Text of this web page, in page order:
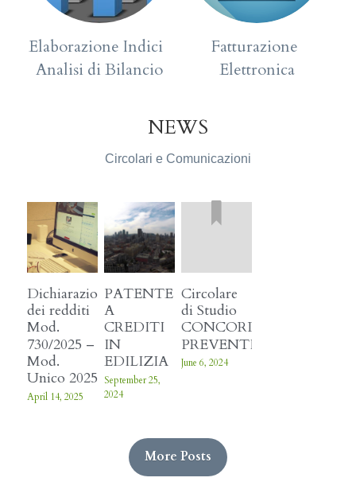
Elaborazione Indici
Analisi di Bilancio
Fatturazione
Elettronica
NEWS
Circolari e Comunicazioni
Dichiarazione
dei redditi
Mod.
730/2025 –
Mod.
Unico 2025
April 14, 2025
PATENTE
A
CREDITI
IN
EDILIZIA
September 25,
2024
Circolare
di Studio
CONCORDATO
PREVENTIVOBIENNALE
June 6, 2024
More Posts